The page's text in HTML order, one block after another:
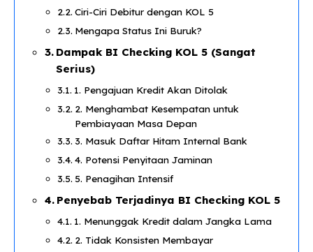
Ciri-Ciri Debitur dengan KOL 5
Mengapa Status Ini Buruk?
Dampak BI Checking KOL 5 (Sangat
Serius)
1. Pengajuan Kredit Akan Ditolak
2. Menghambat Kesempatan untuk
Pembiayaan Masa Depan
3. Masuk Daftar Hitam Internal Bank
4. Potensi Penyitaan Jaminan
5. Penagihan Intensif
Penyebab Terjadinya BI Checking KOL 5
1. Menunggak Kredit dalam Jangka Lama
2. Tidak Konsisten Membayar